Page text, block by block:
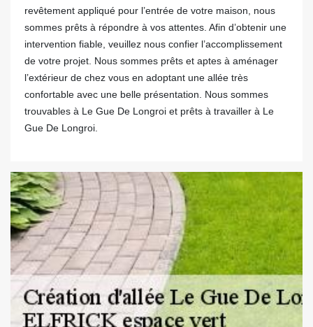
revêtement appliqué pour l’entrée de votre maison, nous
sommes prêts à répondre à vos attentes. Afin d’obtenir une
intervention fiable, veuillez nous confier l’accomplissement
de votre projet. Nous sommes prêts et aptes à aménager
l’extérieur de chez vous en adoptant une allée très
confortable avec une belle présentation. Nous sommes
trouvables à Le Gue De Longroi et prêts à travailler à Le
Gue De Longroi.